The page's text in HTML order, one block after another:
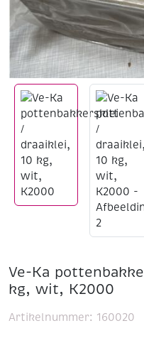
Ve-Ka
kg, wit, K2000
Artikelnummer: 160020